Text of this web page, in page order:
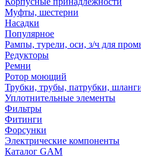
Муфты, шестерни
Насадки
Популярное
Рампы, турели, оси, з/ч для
Редукторы
Ремни
Ротор моющий
Трубки, трубы, патрубки,
Уплотнительные элементы
Фильтры
Фитинги
Форсунки
Электрические компоненты
Каталог GAM